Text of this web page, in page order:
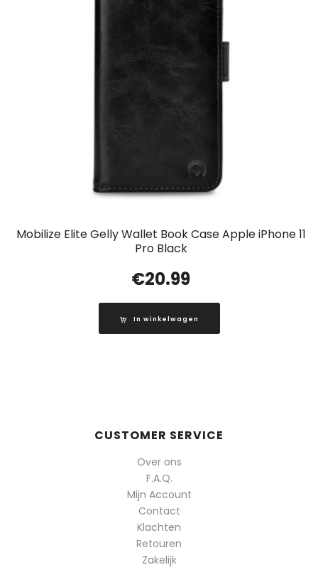
Mobilize Elite Gelly Wallet Book Case Apple iPhone 11
Pro Black
€20.99
In winkelwagen
CUSTOMER SERVICE
Over ons
F.A.Q.
Mijn Account
Contact
Klachten
Retouren
Zakelijk